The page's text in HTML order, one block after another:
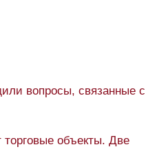
вопросы, связанные с
объекты. Две